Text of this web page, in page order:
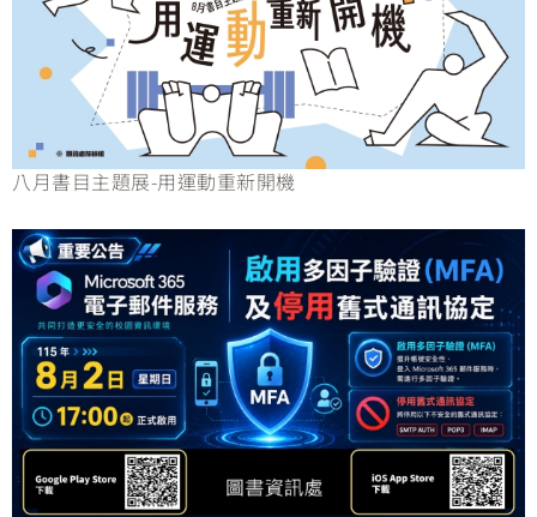
八月書目主題展-用運動重新開機